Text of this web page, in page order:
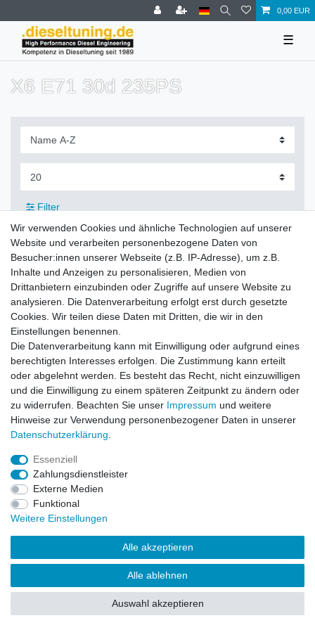
0,00 EUR
☰
X6 E71 30d 235PS
Filter
Zahlung und Versand
Daten­schutz­erklärung
Barrierefreiheitserklärung Widerrufs­recht
Vertrag widerrufen
© Copyright 2026 | Alle Rechte vorbehalten.
Wir verwenden Cookies und ähnliche Technologien auf unserer
Website und verarbeiten personenbezogene Daten von
Besucher:innen unserer Webseite (z.B. IP-Adresse), um z.B.
Inhalte und Anzeigen zu personalisieren, Medien von
Drittanbietern einzubinden oder Zugriffe auf unsere Website zu
analysieren. Die Datenverarbeitung erfolgt erst durch gesetzte
Cookies. Wir teilen diese Daten mit Dritten, die wir in den
Einstellungen benennen.
Die Datenverarbeitung kann mit Einwilligung oder aufgrund eines
berechtigten Interesses erfolgen. Die Zustimmung kann erteilt
oder abgelehnt werden. Es besteht das Recht, nicht einzuwilligen
und die Einwilligung zu einem späteren Zeitpunkt zu ändern oder
zu widerrufen. Beachten Sie unser Impressum und weitere
Hinweise zur Verwendung personenbezogener Daten in unserer
Daten­schutz­erklärung
Essenziell
Zahlungsdienstleister
Externe Medien
Funktional
Weitere Einstellungen
Alle akzeptieren
Alle ablehnen
Auswahl akzeptieren